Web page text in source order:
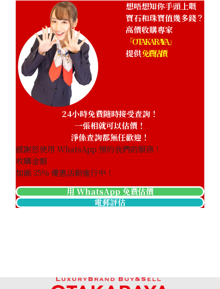
Jade brooch 78.46 ct
想唔想知你手頭上嘅
寶石和珠寶值幾多錢？
高價收購專家
「OTAKARAYA」
提供免費估價
24小時免費隨時接受查詢！
一張相就可以估價！
淨係查詢都無任歡迎！
感謝您使用 WhatsApp 預約我們的服務！
收購金額
加碼35% 優惠活動進行中！
用 WhatsApp 免費估價
電郵評估